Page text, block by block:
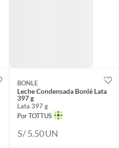
BONLE
Leche Condensada Bonlé Lata
397 g
Lata 397 g
Por TOTTUS
S/ 5.50UN